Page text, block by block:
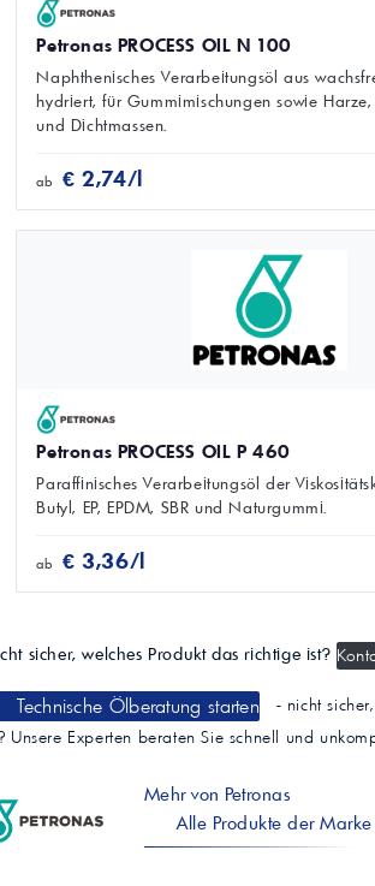
Petronas PROCESS OIL N 100
Naphthenisches Verarbeitungsöl aus
hydriert, für Gummimischungen sowie Harze,
und Dichtmassen.
ab € 2,74/l
Petronas PROCESS OIL P 460
Paraffinisches Verarbeitungsöl der
Butyl, EP, EPDM, SBR und Naturgummi.
ab € 3,36/l
sicher, welches Produkt das richtige ist?
Technische Ölberatung starten
- nicht
Unsere Experten beraten Sie schnell und
Mehr von Petronas
Alle Produkte der Marke